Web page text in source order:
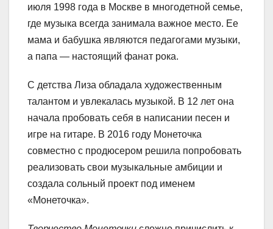
июля 1998 года в Москве в многодетной семье,
где музыка всегда занимала важное место. Ее
мама и бабушка являются педагогами музыки,
а папа — настоящий фанат рока.
С детства Лиза обладала художественным
талантом и увлекалась музыкой. В 12 лет она
начала пробовать себя в написании песен и
игре на гитаре. В 2016 году Монеточка
совместно с продюсером решила попробовать
реализовать свои музыкальные амбиции и
создала сольный проект под именем
«Монеточка».